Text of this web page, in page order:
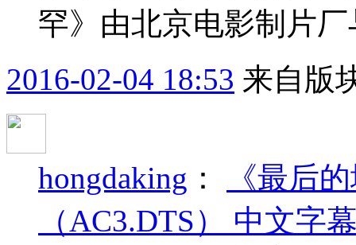
罕》由北京电影制片
2016-02-04 18:53 来自版
hongdaking ：
《最后
（AC3.DTS） 中文字